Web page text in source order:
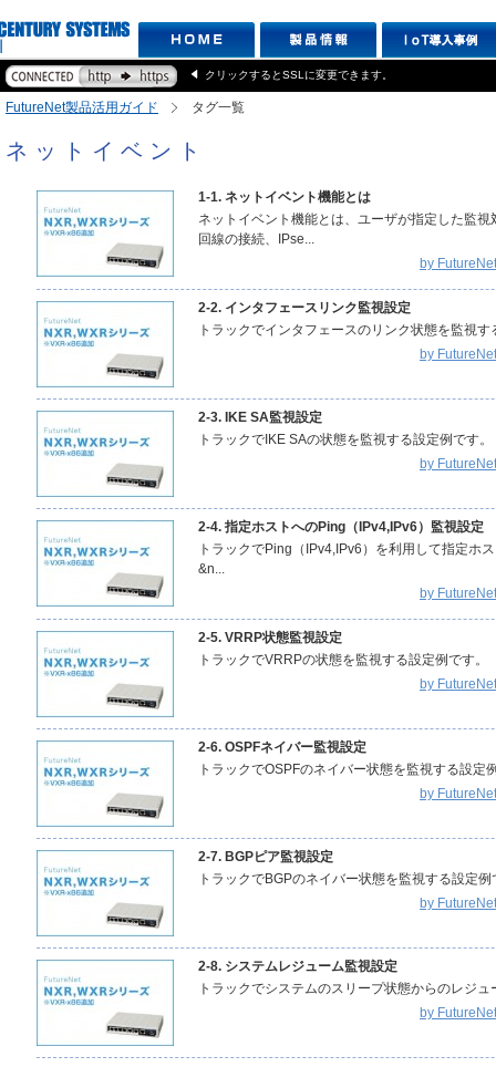
クリックするとSSLに変更できます。
FutureNet製品活用ガイド タグ一覧
ネットイベント
1-1. ネットイベント機能とは
ネットイベント機能とは、ユーザが指定した監
回線の接続、IPse...
by
2-2. インタフェースリンク監視設定
トラックでインタフェースのリンク状態を監視
by
2-3. IKE SA監視設定
トラックでIKE SAの状態を監視する設定例です
by
2-4. 指定ホストへのPing（IPv4,IPv6）監視設定
トラックでPing（IPv4,IPv6）を利用して指定ホ
&n...
by
2-5. VRRP状態監視設定
トラックでVRRPの状態を監視する設定例です
by
2-6. OSPFネイバー監視設定
トラックでOSPFのネイバー状態を監視する設
by
2-7. BGPピア監視設定
トラックでBGPのネイバー状態を監視する設定
by
2-8. システムレジューム監視設定
トラックでシステムのスリープ状態からのレジ
by